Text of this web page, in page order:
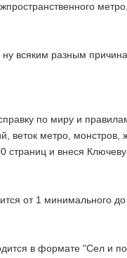
всяким разным
по миру и
веток метро,
и внеся
от 1 минимального
в формате "Сел и